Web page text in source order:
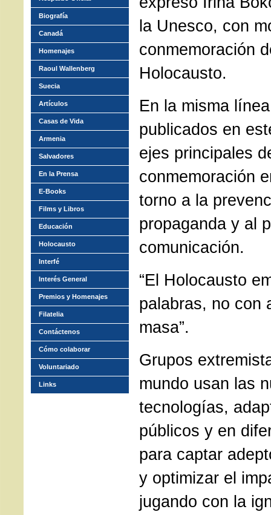
la Unesco, con
conmemoración
Holocausto.
En la misma
publicados en
ejes principales
conmemoración
torno a la
propaganda y al
comunicación.
“El Holocausto
palabras, no con
masa”.
Grupos
mundo usan las
tecnologías,
públicos y en
para captar
y optimizar el
jugando con la
Biografía
Canadá
Homenajes
Raoul Wallenberg
Suecia
Artículos
Casas de Vida
Armenia
Salvadores
En la Prensa
E-Books
Films y Libros
Educación
Holocausto
Interfé
Interés General
Premios y Homenajes
Filatelia
Contáctenos
Cómo colaborar
Voluntariado
Links